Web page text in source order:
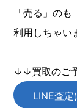
「売る」の
利用しちゃい
↓↓買取のご
LINE査定